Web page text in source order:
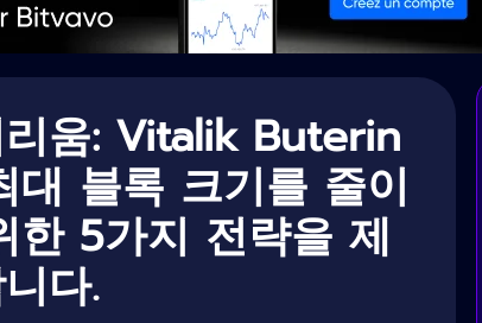
움: Vitalik Buterin
대 블록 크기를 줄이
한 5가지 전략을 제
다.